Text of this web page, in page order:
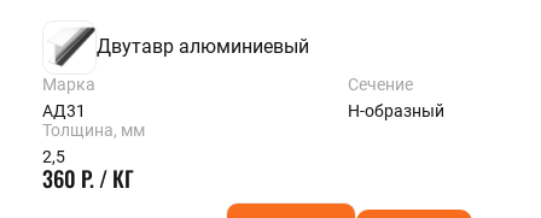
Двутавр алюминиевый
Марка
АД31
Сечение
Н-образный
Толщина, мм
2,5
360 Р. / КГ